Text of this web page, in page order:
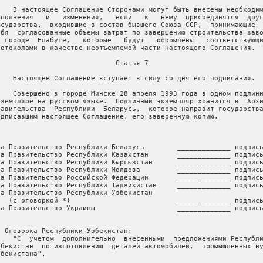
В настоящее Соглашение Сторонами могут быть внесены
и   изменения,   если   к   нему  присоединятся
входившие в состав бывшего Союза ССР,  принимающие
согласованные объемы затрат по завершению строительства
городе  Елабуге,   которые   будут   оформлены
в качестве неотъемлемой части настоящего Соглашения.
Статья 7
Настоящее Соглашение вступает в силу со дня его подписания.
Совершено в городе Минске 28 апреля 1993 года в одном
на русском языке.  Подлинный экземпляр хранится в
Республики  Беларусь,  которое направит
настоящее Соглашение, его заверенную копию.
Правительство Республики Беларусь        _____________ подпись
Правительство Республики Казахстан       _____________ подпись
Правительство Республики Кыргызстан      _____________ подпись
Правительство Республики Молдова         _____________ подпись
Правительство Российской Федерации       _____________ подпись
Правительство Республики Таджикистан     _____________ подпись
Правительство Республики Узбекистан
(с оговоркой *)                          _____________ подпись
Правительство Украины                    _____________ подпись
Оговорка Республики Узбекистан:
"С  учетом  дополнительно  внесенными  предложениями
по изготовлению  деталей автомобилей,  промышленных